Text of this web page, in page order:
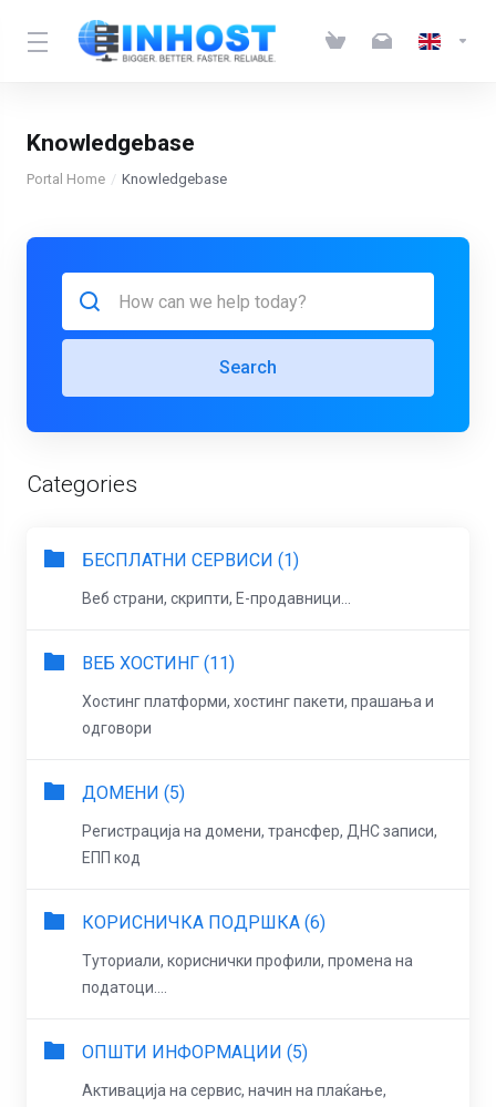
Knowledgebase
Portal Home Knowledgebase
Search
Categories
БЕСПЛАТНИ СЕРВИСИ (1)
Веб страни, скрипти, Е-продавници...
ВЕБ ХОСТИНГ (11)
Хостинг платформи, хостинг пакети, прашања и
одговори
ДОМЕНИ (5)
Регистрација на домени, трансфер, ДНС записи,
ЕПП код
КОРИСНИЧКА ПОДРШКА (6)
Туториали, кориснички профили, промена на
податоци....
ОПШТИ ИНФОРМАЦИИ (5)
Активација на сервис, начин на плаќање,